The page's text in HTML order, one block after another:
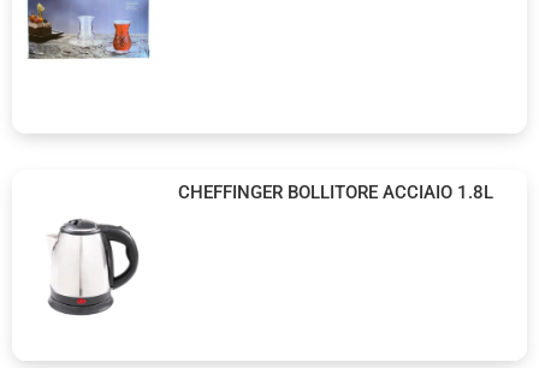
CHEFFINGER BOLLITORE ACCIAIO 1.8L